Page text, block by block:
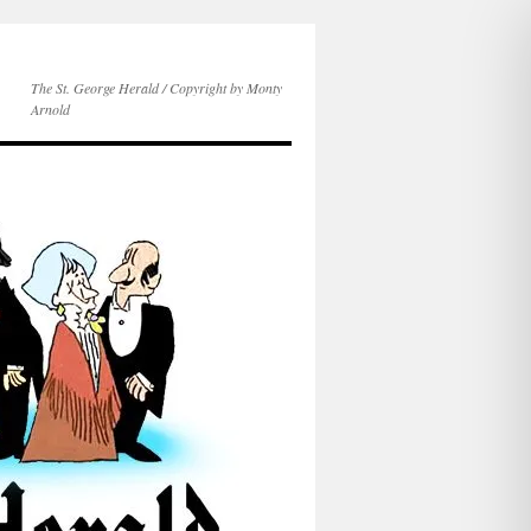
The St. George Herald / Copyright by Monty
Arnold